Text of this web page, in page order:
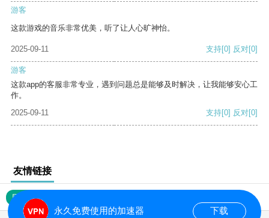
游客
这款游戏的音乐非常优美，听了让人心旷神怡。
2025-09-11 支持[0] 反对[0]
游客
这款app的客服非常专业，遇到问题总是能够及时解决，让我能够安心工
作。
2025-09-11
支持[0] 反对[0]
友情链接
网站地图
永久免费使用的加速器 下载